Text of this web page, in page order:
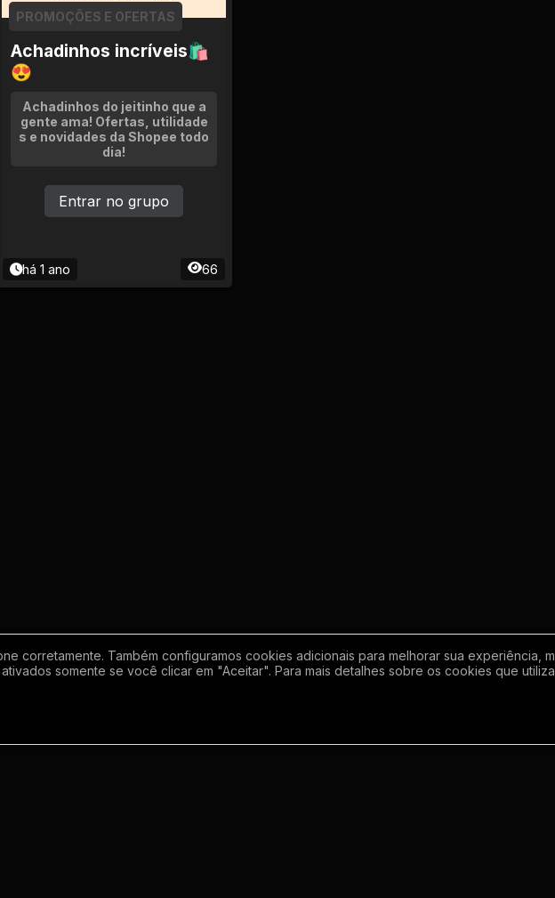
Achadinhos incríveis🛍
😍
PROMOÇÕES E OFERTAS
Achadinhos do jeitinho que a
gente ama! Ofertas, utilidade
s e novidades da Shopee todo
dia!
há 1 ano 66
Entrar no grupo
corretamente. Também configuramos cookies adicionais para melhorar sua experiência,
somente se você clicar em "Aceitar". Para mais detalhes sobre os cookies que